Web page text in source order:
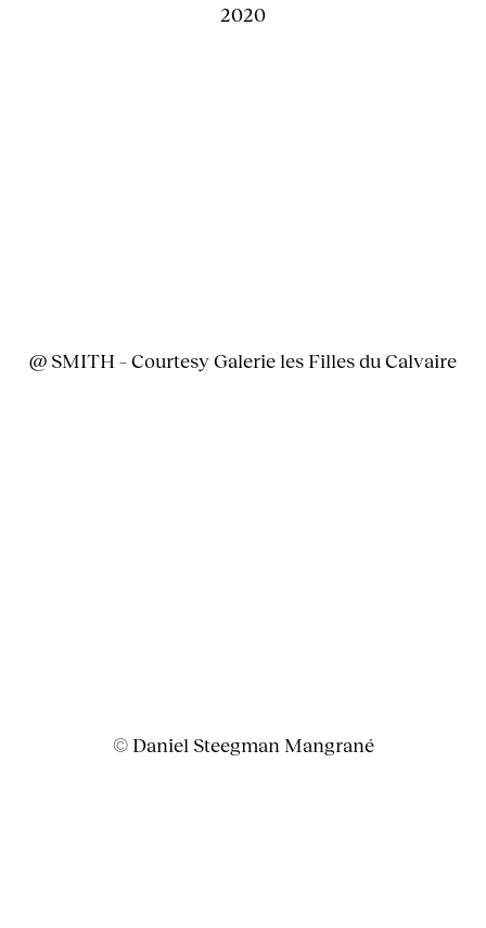
2020
@ SMITH – Courtesy Galerie les Filles du Calvaire
© Daniel Steegman Mangrané